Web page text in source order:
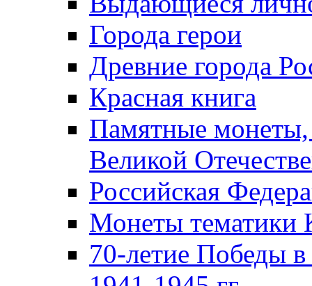
Города герои
Древние города
Красная книга
Памятные
Великой
Российская
Монеты тематики
70-летие Победы